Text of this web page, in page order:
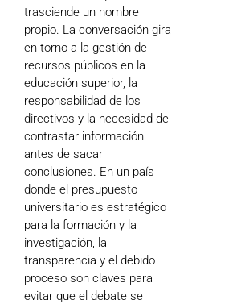
trasciende un nombre
propio. La conversación gira
en torno a la gestión de
recursos públicos en la
educación superior, la
responsabilidad de los
directivos y la necesidad de
contrastar información
antes de sacar
conclusiones. En un país
donde el presupuesto
universitario es estratégico
para la formación y la
investigación, la
transparencia y el debido
proceso son claves para
evitar que el debate se